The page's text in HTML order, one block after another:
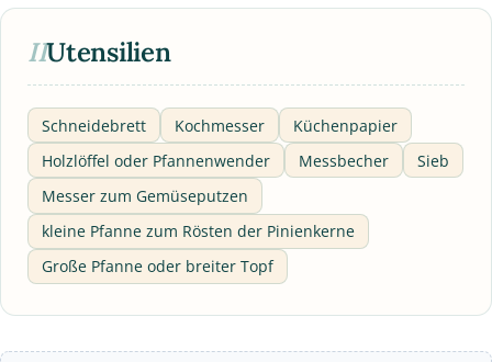
IIUtensilien
Schneidebrett Kochmesser
Küchenpapier
Holzlöffel oder Pfannenwender
Messbecher
Sieb
Messer zum Gemüseputzen
kleine Pfanne zum Rösten der Pinienkerne
Große Pfanne oder breiter Topf